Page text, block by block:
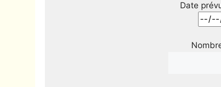
Date